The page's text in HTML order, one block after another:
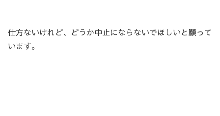
仕方ないけれど、どうか中止にならないでほしいと願って
います。